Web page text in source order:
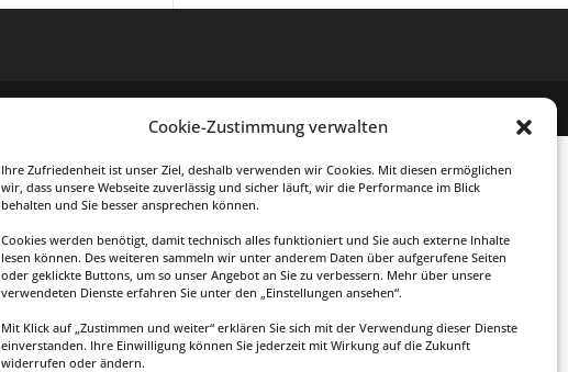
Cookie-Zustimmung verwalten
Ihre Zufriedenheit ist unser Ziel, deshalb verwenden wir Cookies. Mit diesen ermöglichen
wir, dass unsere Webseite zuverlässig und sicher läuft, wir die Performance im Blick
behalten und Sie besser ansprechen können.
Cookies werden benötigt, damit technisch alles funktioniert und Sie auch externe Inhalte
lesen können. Des weiteren sammeln wir unter anderem Daten über aufgerufene Seiten
oder geklickte Buttons, um so unser Angebot an Sie zu verbessern. Mehr über unsere
verwendeten Dienste erfahren Sie unter den „Einstellungen ansehen“.
Mit Klick auf „Zustimmen und weiter“ erklären Sie sich mit der Verwendung dieser Dienste
einverstanden. Ihre Einwilligung können Sie jederzeit mit Wirkung auf die Zukunft
widerrufen oder ändern.